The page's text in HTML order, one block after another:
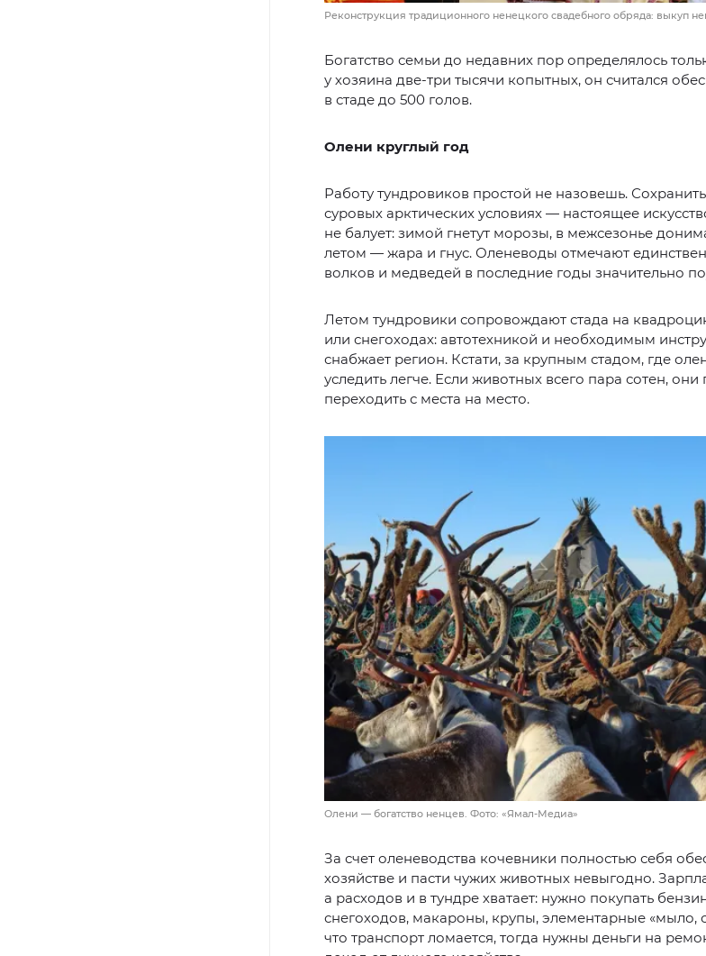
Реконструкция традиционного ненецкого свадебного обряда: выкуп
Богатство семьи до недавних пор определялось
у хозяина две-три тысячи копытных, он считался
в стаде до 500 голов.
Олени круглый год
Работу тундровиков простой не назовешь.
суровых арктических условиях — настоящее
не балует: зимой гнетут морозы, в межсезонье
летом — жара и гнус. Оленеводы отмечают
волков и медведей в последние годы значительно
Летом тундровики сопровождают стада на
или снегоходах: автотехникой и необходимым
снабжает регион. Кстати, за крупным стадом, где
уследить легче. Если животных всего пара сотен, они
переходить с места на место.
Олени — богатство ненцев. Фото: «Ямал-Медиа»
За счет оленеводства кочевники полностью себя
хозяйстве и пасти чужих животных невыгодно.
а расходов и в тундре хватает: нужно покупать
снегоходов, макароны, крупы, элементарные «мыло,
что транспорт ломается, тогда нужны деньги на